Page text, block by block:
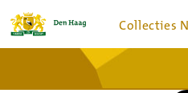
Collecties